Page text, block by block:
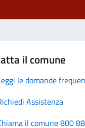
il comune
le domande
Assistenza
il comune 800